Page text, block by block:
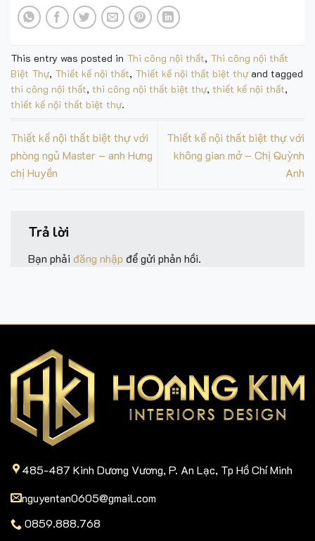
This entry was posted in Thi công nội thất, Thi công nội thất
Biệt Thự, Thiết kế nội thất, Thiết kế nội thất biệt thựand tagged
thi công nội thất, thi công nội thất biệt thự, thiết kế nội thất,
thiết kế nội thất biệt thự.
Thiết kế nội thất biệt thự với
phòng ngủ Master – anh Hưng
chị Huyền
Thiết kế nội thất biệt thự với
không gian mở – Chị Quỳnh
Anh
Trả lời
Bạn phải đăng nhập để gửi phản hồi.
485-487 Kinh Dương Vương, P. An Lạc, Tp Hồ Chí Minh
nguyentan0605@gmail.com
0859.888.768